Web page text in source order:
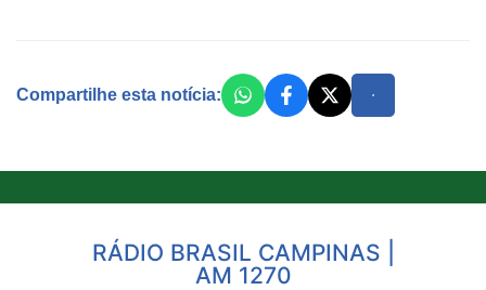
Compartilhe esta notícia:
RÁDIO BRASIL CAMPINAS |
AM 1270